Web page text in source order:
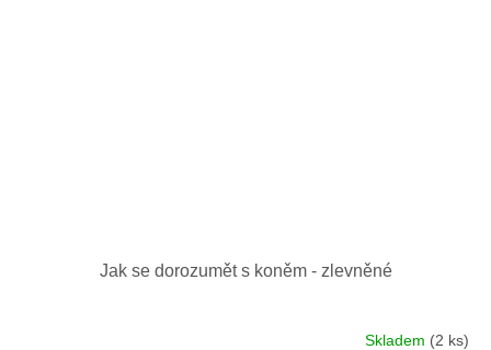
Jak se dorozumět s koněm - zlevněné
Skladem (2 ks)